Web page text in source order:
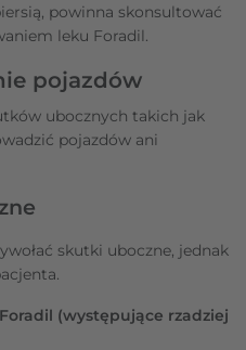
powinna skonsultować
leku Foradil.
pojazdów
ubocznych takich jak
pojazdów ani
skutki uboczne, jednak
(występujące rzadziej